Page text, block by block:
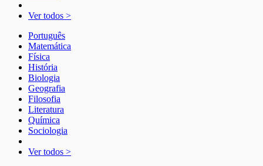
Ver todos >
Português
Matemática
Física
História
Biologia
Geografia
Filosofia
Literatura
Química
Sociologia
Ver todos >